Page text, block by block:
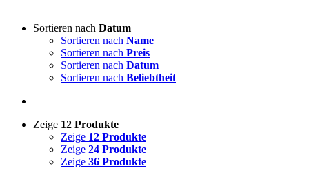
Sortieren nach Datum
Sortieren nach Name
Sortieren nach Preis
Sortieren nach Datum
Sortieren nach Beliebtheit
Zeige 12 Produkte
Zeige 12 Produkte
Zeige 24 Produkte
Zeige 36 Produkte